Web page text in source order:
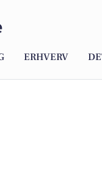
ERHVERV